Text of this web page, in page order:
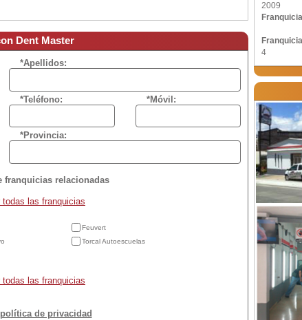
crecimiento, posicionamiento y expansión de la marca
franquicias en Estados Unidos y abriendo ahora sus
en las ciudades de Medellín, Pereira.
Dent Master
*Apellidos:
*Teléfono: *Móvil:
*Provincia:
relacionadas
las franquicias
Feuvert
Torcal Autoescuelas
las franquicias
política de privacidad
2009
4